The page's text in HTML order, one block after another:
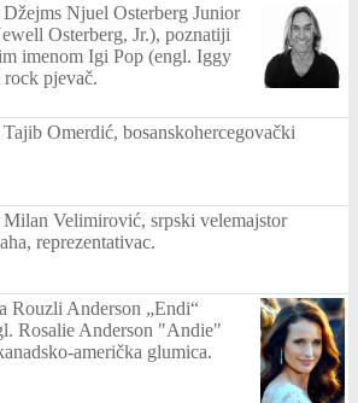
Njuel Osterberg Junior
Osterberg, Jr.), poznatiji
imenom Igi Pop (engl. Iggy
pjevač.
Omerdić, bosanskohercegovački
Milan Velimirović, srpski velemajstor
reprezentativac.
Rouzli Anderson „Endi“
Rosalie Anderson "Andie"
američka glumica.